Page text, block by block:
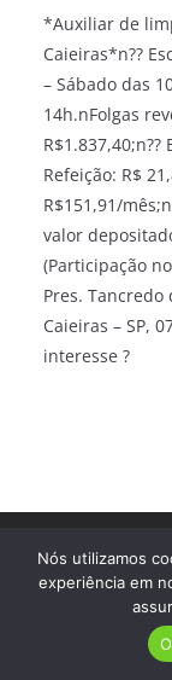
*Auxiliar de
Caieiras*n??
– Sábado das
14h.nFolgas
Refeição: R$
R$151,91/
valor
(Participação
Pres. Tancredo
Caieiras – SP,
interesse ?
reservados.
Nós utilizamos
experiência em